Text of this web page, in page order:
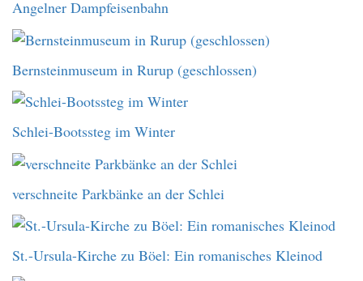
Angelner Dampfeisenbahn
Bernsteinmuseum in Rurup (geschlossen)
Schlei-Bootssteg im Winter
verschneite Parkbänke an der Schlei
St.-Ursula-Kirche zu Böel: Ein romanisches Kleinod